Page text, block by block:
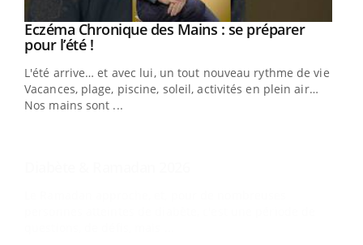
Youtube
Eczéma Chronique des Mains : se préparer
pour l’été !Youtube
L'été arrive… et avec lui, un tout nouveau rythme de vie !
Vacances, plage, piscine, soleil, activités en plein air…
Nos mains sont ...
Youtube
Diabète & Ramadan 2026Youtube
Le Ramadan approche, et, pour de nombreuses
personnes atteintes de diabète, c'est une période de
questions, de défis, mais ...